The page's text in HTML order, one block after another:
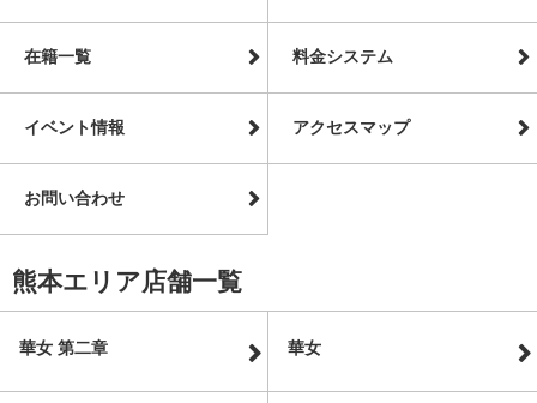
在籍一覧 料金システム
イベント情報 アクセスマップ
お問い合わせ
熊本エリア店舗一覧
華女 第二章 華女